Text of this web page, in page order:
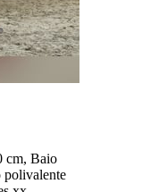
cm, Baio
polivalente